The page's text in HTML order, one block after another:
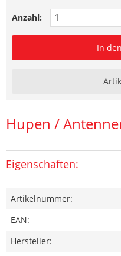
Anzahl:
In
Hupen /
Eigenschaften:
Artikelnummer:
EAN:
Hersteller: